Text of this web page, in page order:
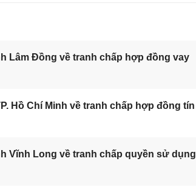
Lâm Đồng về tranh chấp hợp đồng vay
Hồ Chí Minh về tranh chấp hợp đồng tín
Vĩnh Long về tranh chấp quyền sử dụng